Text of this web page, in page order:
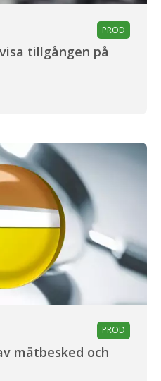
PROD
tillgången på
PROD
mätbesked och